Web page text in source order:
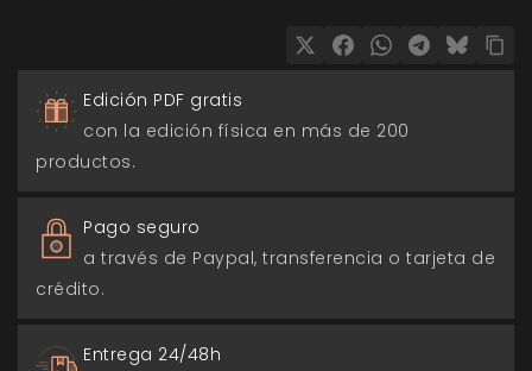
Edición PDF gratis
con la edición física en más de 200
productos.
Pago seguro
a través de Paypal, transferencia o tarjeta de
crédito.
Entrega 24/48h